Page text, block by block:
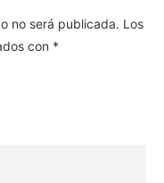
no será publicada. Los
con *